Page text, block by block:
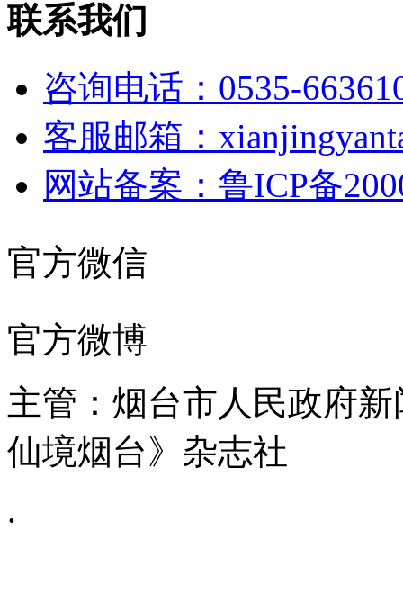
联系我们
咨询电话：0535-
客服邮箱：
网站备案：鲁ICP备
官方微信
官方微博
主管：烟台市人民政府
仙境烟台》杂志社
.